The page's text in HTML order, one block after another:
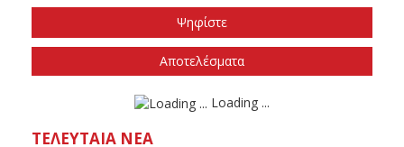
Το φθινόπωρο του 2026
Την άνοιξη του 2027
Δεν ξέρω/δεν απαντώ